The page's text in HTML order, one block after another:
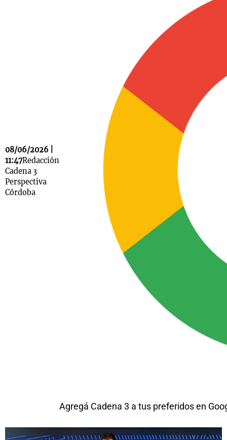
08/06/2026 |
11:47Redacción
Cadena 3
Perspectiva
Córdoba
Agregá Cadena 3 a tus preferidos en
La Sole en
Cadena 3